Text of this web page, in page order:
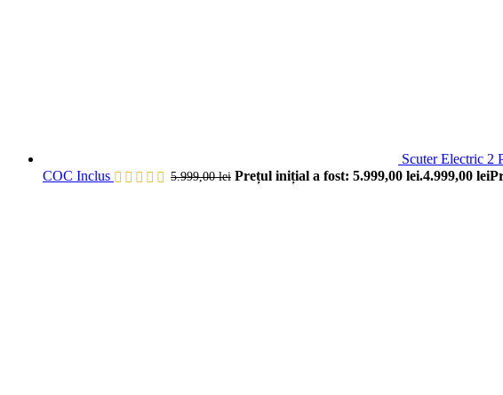
Scuter Electric 2
COC Inclus
5.999,00lei Prețul inițial a fost: 5.999,00 lei.4.999,00 lei